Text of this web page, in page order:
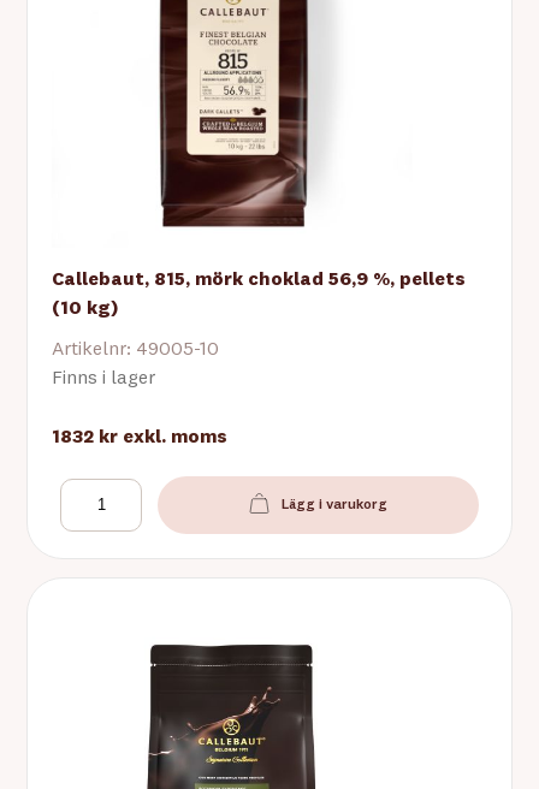
Callebaut, 815, mörk choklad 56,9 %, pellets
(10 kg)
Artikelnr: 49005-10
Finns i lager
1832 kr exkl. moms
Lägg i varukorg